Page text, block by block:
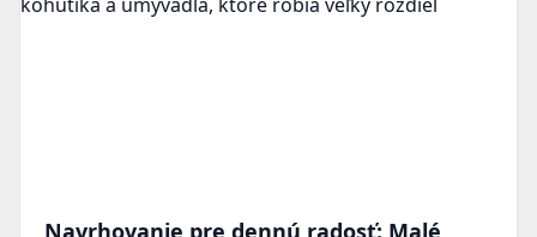
Navrhovanie pre dennú radosť: Malé